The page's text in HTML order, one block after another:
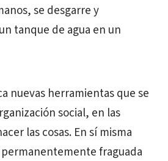
se desgarre y
tanque de agua en un
nuevas herramientas que se
social, en las
las cosas. En sí misma
fraguada